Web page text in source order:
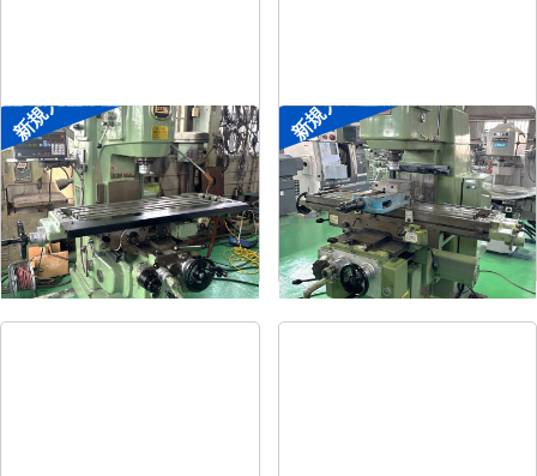
新規入荷
#2立フライス盤
メーカー 平岡工業
形 式MS-V
年 式1993
新規入荷
#2立フライス盤
メーカー 大隈豊和
形 式STM-2V
年 式1990